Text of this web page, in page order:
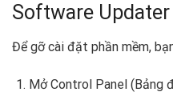
Software Updater
Để gỡ cài đặt phần mềm,
Mở Control Panel (Bảng